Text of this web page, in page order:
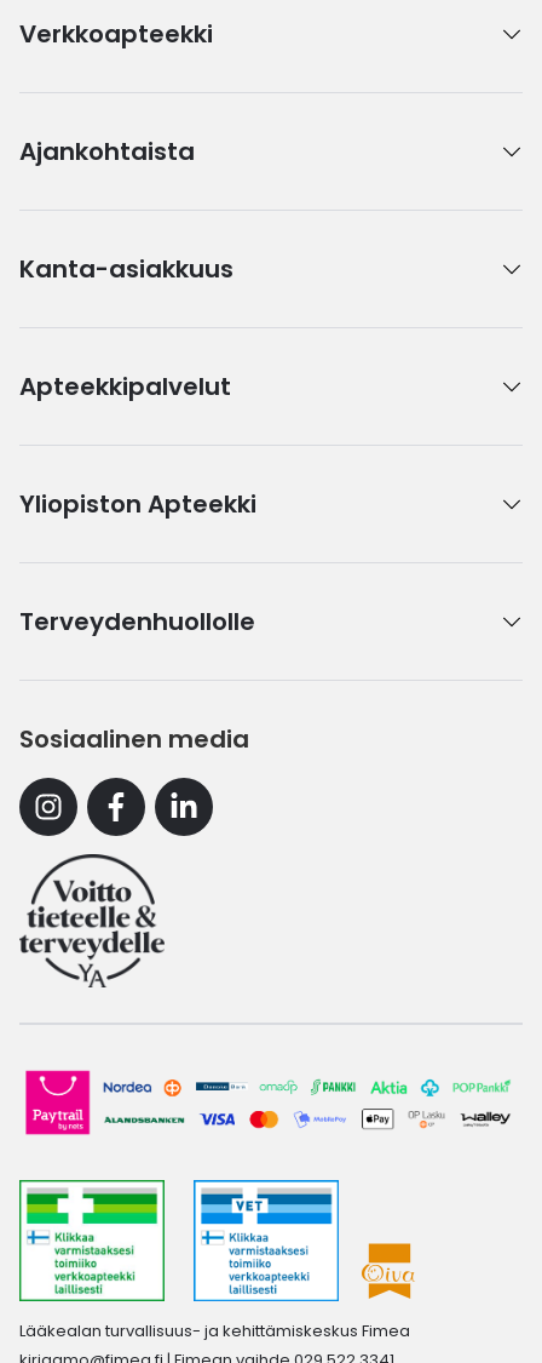
Verkkoapteekki
Ajankohtaista
Kanta-asiakkuus
Apteekkipalvelut
Yliopiston Apteekki
Terveydenhuollolle
Sosiaalinen media
InstagramFacebookLinkedin
Lääkealan turvallisuus- ja kehittämiskeskus Fimea